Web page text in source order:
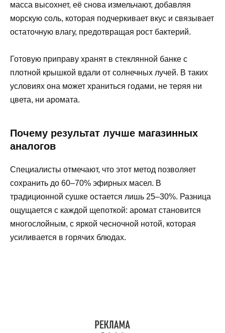
масса высохнет, её снова измельчают, добавляя
морскую соль, которая подчеркивает вкус и связывает
остаточную влагу, предотвращая рост бактерий.
Готовую приправу хранят в стеклянной банке с
плотной крышкой вдали от солнечных лучей. В таких
условиях она может храниться годами, не теряя ни
цвета, ни аромата.
Почему результат лучше магазинных
аналогов
Специалисты отмечают, что этот метод позволяет
сохранить до 60–70% эфирных масел. В
традиционной сушке остается лишь 25–30%. Разница
ощущается с каждой щепоткой: аромат становится
многослойным, с яркой чесночной нотой, которая
усиливается в горячих блюдах.